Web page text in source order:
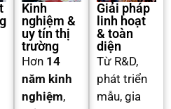
Kinh
nghiệm &
uy tín thị
trường
Hơn 14
năm kinh
nghiệm,
Giải pháp
linh hoạt
& toàn
diện
Từ R&D,
phát triển
mẫu, gia